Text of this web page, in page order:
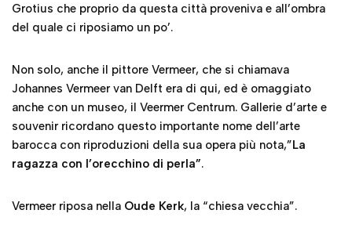
Grotius che proprio da questa città proveniva e all’ombra
del quale ci riposiamo un po’.
Non solo, anche il pittore Vermeer, che si chiamava
Johannes Vermeer van Delft era di qui, ed è omaggiato
anche con un museo, il Veermer Centrum. Gallerie d’arte e
souvenir ricordano questo importante nome dell’arte
barocca con riproduzioni della sua opera più nota,”La
ragazza con l’orecchino di perla”.
Vermeer riposa nella Oude Kerk, la “chiesa vecchia”.